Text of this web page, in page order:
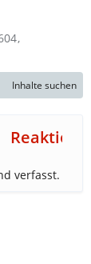
Inhalte suchen
verfasst.